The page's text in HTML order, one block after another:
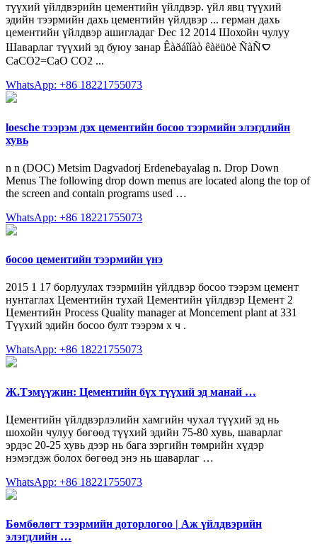
түүхий үйлдвэрийн цементийн үйлдвэр. үйл явц түүхий
эдийн тээрмийн дахь цементийн үйлдвэр ... герман дахь
цементийн үйлдвэр ашигладаг Dec 12 2014 Шохойн чулуу
Шаварлаг түүхий эд буюу занар Êàðáîíàò êàëüöè ÑàÑࠏ
CaCO2=CaO CO2 ...
WhatsApp: +86 18221755073
loesche тээрэм дэх цементийн босоо тээрмийн элэгдлийн
хувь
n n (DOC) Metsim Dagvadorj Erdenebayalag n. Drop Down
Menus The following drop down menus are located along the top of
the screen and contain programs used …
WhatsApp: +86 18221755073
босоо цементийн тээрмийн үнэ
2015 1 17 борлуулах тээрмийн үйлдвэр босоо тээрэм цемент
нунтаглах Цементийн тухай Цементийн үйлдвэр Цемент 2
Цементийн Process Quality manager at Moncement plant at 331
Түүхий эдийн босоо булт тээрэм х ч .
WhatsApp: +86 18221755073
Ж.Тэмүүжин: Цементийн бүх түүхий эд манай …
Цементийн үйлдвэрлэлийн хамгийн чухал түүхий эд нь
шохойн чулуу бөгөөд түүхий эдийн 75-80 хувь, шаварлаг
эрдэс 20-25 хувь дээр нь бага зэргийн төмрийн хүдэр
нэмэгдэж болох бөгөөд энэ нь шаварлаг …
WhatsApp: +86 18221755073
Бөмбөлөгт тээрмийн доторлогоо | Аж үйлдвэрийн
элэгдлийн …